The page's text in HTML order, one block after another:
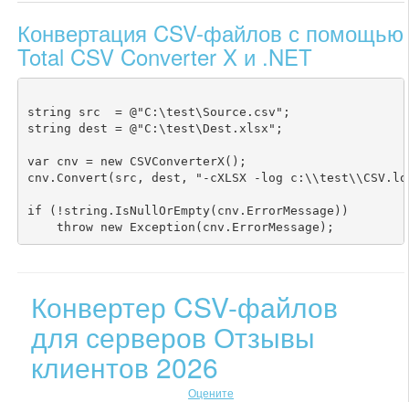
Конвертация CSV-файлов с помощью
Total CSV Converter X и .NET
string src  = @"C:\test\Source.csv";
string dest = @"C:\test\Dest.xlsx";
var cnv = new CSVConverterX();
cnv.Convert(src, dest, "-cXLSX -log
if (!string.IsNullOrEmpty(cnv.ErrorMessage))
Конвертер CSV-файлов
для серверов Отзывы
клиентов 2026
Оцените